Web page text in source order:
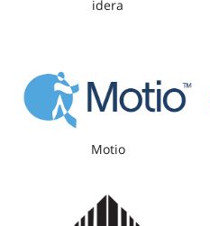
idera
Motio